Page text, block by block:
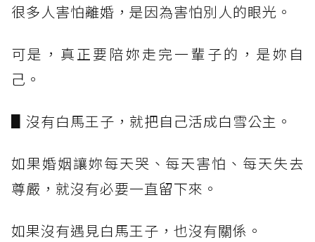
很多人害怕離婚，是因為害怕別人的眼光。
可是，真正要陪妳走完一輩子的，是妳自
己。
▋沒有白馬王子，就把自己活成白雪公主。
如果婚姻讓妳每天哭、每天害怕、每天失去
尊嚴，就沒有必要一直留下來。
如果沒有遇見白馬王子，也沒有關係。